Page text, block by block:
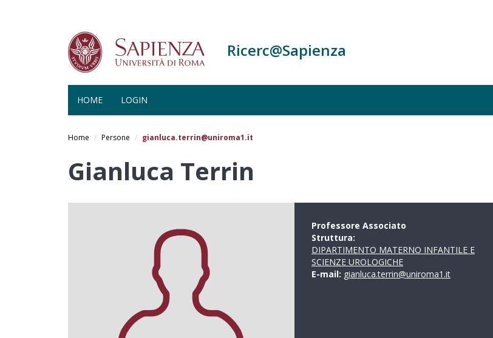
Ricerc@Sapienza
HOME LOGIN
Home Persone gianluca.terrin@uniroma1.it
Gianluca Terrin
Professore Associato
Struttura:
DIPARTIMENTO MATERNO INFANTILE E
SCIENZE UROLOGICHE
E-mail: gianluca.terrin@uniroma1.it